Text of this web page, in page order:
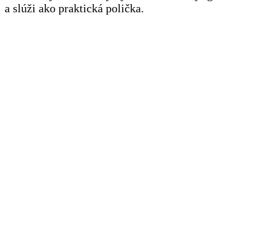
a slúži ako praktická polička.